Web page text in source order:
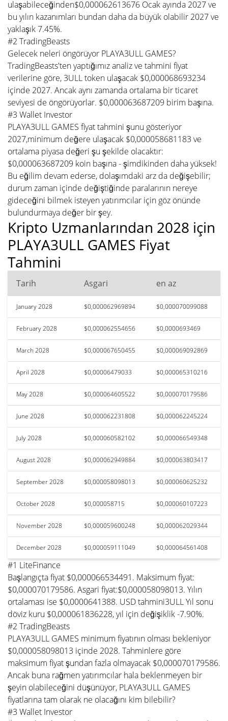
ulaşabileceğinden$0,000062613676 Ocak ayında 2027 ve
bu yılın kazanımları bundan daha da büyük olabilir 2027 ve
yaklaşık 7.45%.
#2 TradingBeasts
Gelecek neleri öngörüyor PLAYA3ULL GAMES?
TradingBeasts'ten yaptığımız analiz ve tahmini fiyat
verilerine göre, 3ULL token ulaşacak $0,000068693234
içinde 2027. Ancak aynı zamanda ortalama bir ticaret
seviyesi de öngörüyorlar. $0,000063687209 birim başına.
#3 Wallet Investor
PLAYA3ULL GAMES fiyat tahmini şunu gösteriyor
2027,minimum değere ulaşacak $0,000058681183 ve
ortalama piyasa değeri şu şekilde olacaktır:
$0,000063687209 koin başına - şimdikinden daha yüksek!
Bu eğilim devam ederse, dolaşımdaki arz da değişebilir;
durum zaman içinde değiştiğinde paralarının nereye
gideceğini bilmek isteyen yatırımcılar için göz önünde
bulundurmaya değer bir şey.
Kripto Uzmanlarından 2028 için
PLAYA3ULL GAMES Fiyat
Tahmini
Tarih Asgari en az
January 2028 $0,000062969894 $0,000070099088
February 2028 $0,000062554656 $0,0000693469
March 2028 $0,000067650455 $0,000069092869
April 2028 $0,00006479033 $0,000065310216
May 2028 $0,000064605522 $0,000070179586
June 2028 $0,000062231808 $0,000062245224
July 2028 $0,000060582102 $0,000066549348
August 2028 $0,000062949884 $0,000063803417
September 2028 $0,000058098013 $0,000060625232
October 2028 $0,000058715 $0,000060107223
November 2028 $0,000059600248 $0,000062029344
December 2028 $0,000059111049 $0,000064561408
#1 LiteFinance
Başlangıçta fiyat $0,000066534491. Maksimum fiyat:
$0,000070179586. Asgari fiyat:$0,000058098013. Yılın
ortalaması ise $0,0000641388. USD tahmini3ULL Yıl sonu
döviz kuru $0,000061836228, yıl için değişiklik -7.90%.
#2 TradingBeasts
PLAYA3ULL GAMES minimum fiyatının olması bekleniyor
$0,000058098013 içinde 2028. Tahminlere göre
maksimum fiyat şundan fazla olmayacak $0,000070179586.
Ancak buna rağmen yatırımcılar hala beklenmeyen bir
şeyin olabileceğini düşünüyor, PLAYA3ULL GAMES
fiyatlarına tam olarak ne olacağını kim bilebilir?
#3 Wallet Investor